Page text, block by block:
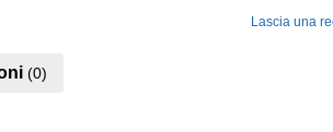
Lascia una
(0)